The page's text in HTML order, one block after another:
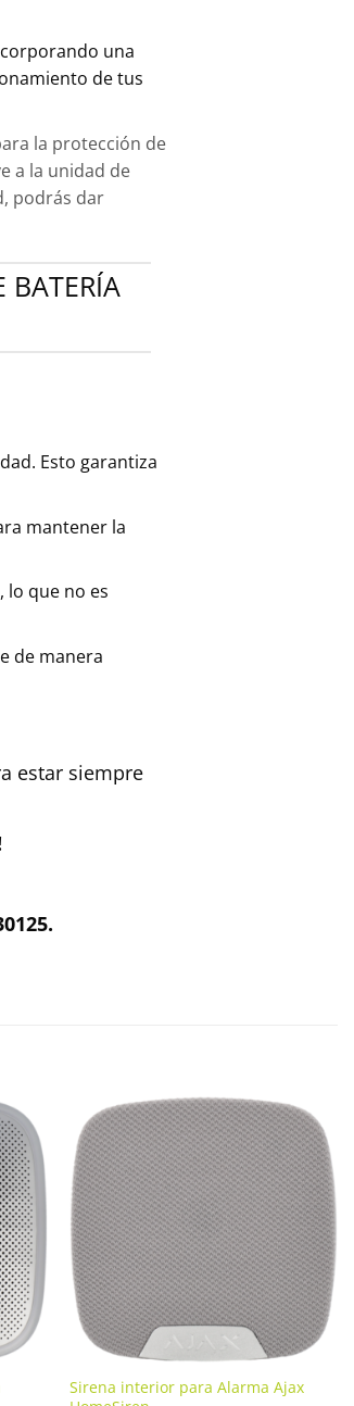
una
de tus
la protección de
a la unidad de
podrás dar
BATERÍA
Esto garantiza
mantener la
lo que no es
de manera
estar siempre
Sirena interior para Alarma Ajax